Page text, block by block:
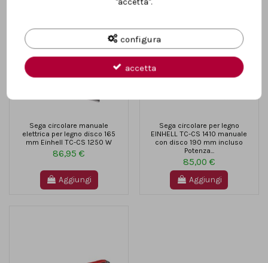
Sega circolare manuale
elettrica per legno disco 165
mm Einhell TC-CS 1250 W
86,95 €
Aggiungi
Sega circolare per legno
EINHELL TC-CS 1410 manuale
con disco 190 mm incluso
Potenza...
85,00 €
Aggiungi
configura
accetta